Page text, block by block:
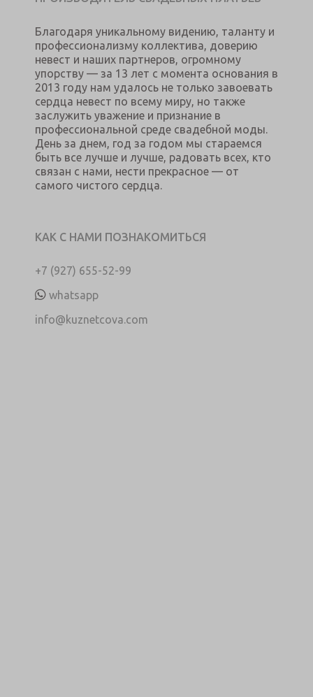
Благодаря уникальному видению, таланту и
профессионализму коллектива, доверию
невест и наших партнеров, огромному
упорству — за 13 лет с момента основания в
2013 году нам удалось не только завоевать
сердца невест по всему миру, но также
заслужить уважение и признание в
профессиональной среде свадебной моды.
День за днем, год за годом мы стараемся
быть все лучше и лучше, радовать всех, кто
связан с нами, нести прекрасное — от
самого чистого сердца.
КАК С НАМИ ПОЗНАКОМИТЬСЯ
+7 (927) 655-52-99
whatsapp
info@kuznetcova.com